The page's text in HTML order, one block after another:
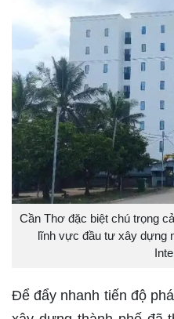
Cần Thơ đặc biệt chú trọng
lĩnh vực đầu tư xây dựng
Để đẩy nhanh tiến độ